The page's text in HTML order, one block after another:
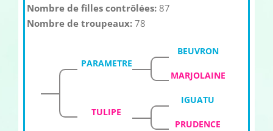
Nombre de filles contrôlées:87
Nombre de troupeaux:78
PARAMETRE
BEUVRON
MARJOLAINE
TULIPE
IGUATU
PRUDENCE